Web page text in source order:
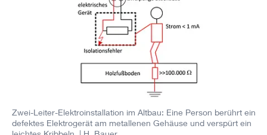
Zwei-Leiter-Elektroinstallation im Altbau: Eine Person berührt ein
defektes Elektrogerät am metallenen Gehäuse und verspürt ein